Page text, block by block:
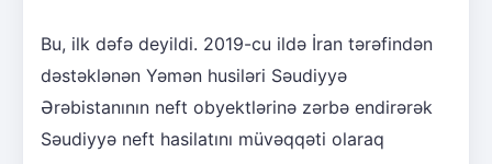
Bu, ilk dəfə deyildi. 2019-cu ildə İran tərəfindən
dəstəklənən Yəmən husiləri Səudiyyə
Ərəbistanının neft obyektlərinə zərbə endirərək
Səudiyyə neft hasilatını müvəqqəti olaraq